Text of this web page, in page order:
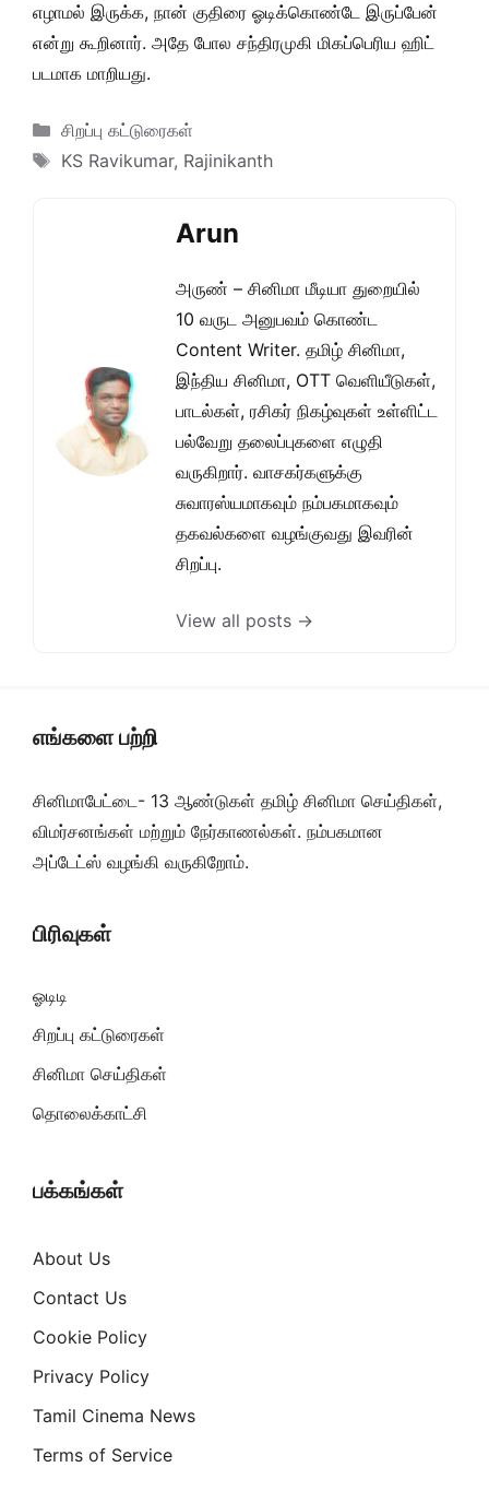
எழாமல் இருக்க, நான் குதிரை ஓடிக்கொண்டே இருப்பேன்
என்று கூறினார். அதே போல சந்திரமுகி மிகப்பெரிய ஹிட்
படமாக மாறியது.
Categories
சிறப்பு கட்டுரைகள்
Tags
KS Ravikumar, Rajinikanth
Arun
அருண் – சினிமா மீடியா துறையில்
10 வருட அனுபவம் கொண்ட
Content Writer. தமிழ் சினிமா,
இந்திய சினிமா, OTT வெளியீடுகள்,
பாடல்கள், ரசிகர் நிகழ்வுகள் உள்ளிட்ட
பல்வேறு தலைப்புகளை எழுதி
வருகிறார். வாசகர்களுக்கு
சுவாரஸ்யமாகவும் நம்பகமாகவும்
தகவல்களை வழங்குவது இவரின்
சிறப்பு.
View all posts →
எங்களை பற்றி
சினிமாபேட்டை- 13 ஆண்டுகள் தமிழ் சினிமா செய்திகள்,
விமர்சனங்கள் மற்றும் நேர்காணல்கள். நம்பகமான
அப்டேட்ஸ் வழங்கி வருகிறோம்.
பிரிவுகள்
ஓடிடி
சிறப்பு கட்டுரைகள்
சினிமா செய்திகள்
தொலைக்காட்சி
பக்கங்கள்
About Us
Contact Us
Cookie Policy
Privacy Policy
Tamil Cinema News
Terms of Service